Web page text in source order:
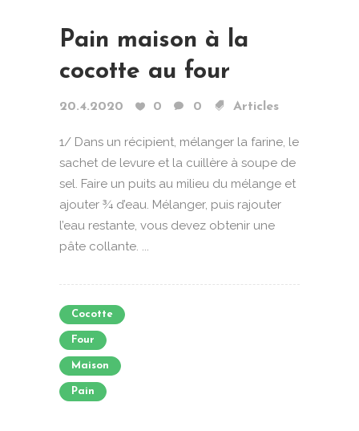
Pain maison à la
cocotte au four
20.4.2020 0 0 Articles
1/ Dans un récipient, mélanger la farine, le
sachet de levure et la cuillère à soupe de
sel. Faire un puits au milieu du mélange et
ajouter ¾ d’eau. Mélanger, puis rajouter
l’eau restante, vous devez obtenir une
pâte collante. ...
Cocotte
Four
Maison
Pain